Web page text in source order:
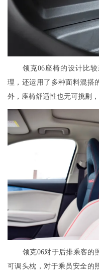
领克06座椅的设计比
理，还运用了多种面料混搭
外，座椅舒适性也无可挑剔
领克06对于后排乘客的
可调头枕，对于乘员安全的